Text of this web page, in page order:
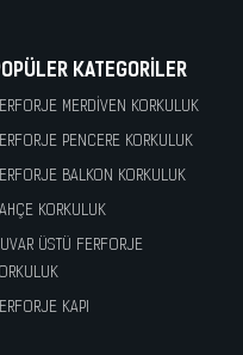
KATEGORILER
MERDİVEN KORKULUK
PENCERE KORKULUK
BALKON KORKULUK
KORKULUK
ÜSTÜ FERFORJE
KAPI